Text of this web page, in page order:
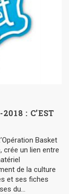
: C’EST
Basket
crée un lien entre
de la culture
et ses fiches
du...